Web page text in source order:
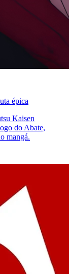
épica
Kaisen
do Abate,
mangá.